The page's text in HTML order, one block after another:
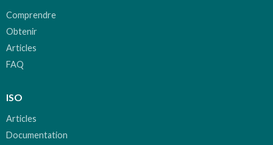
Comprendre
Obtenir
Articles
FAQ
ISO
Articles
Documentation